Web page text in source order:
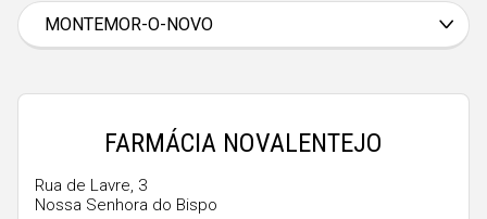
Braga
Bragança
Castelo Branco
Évora
MONTEMOR-O-NOVO
FARMÁCIA NOVALENTEJO
Rua de Lavre, 3
Nossa Senhora do Bispo